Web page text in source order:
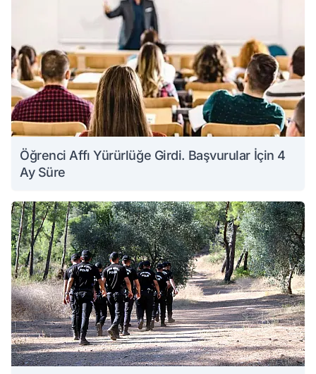
Öğrenci Affı Yürürlüğe Girdi. Başvurular İçin 4
Ay Süre